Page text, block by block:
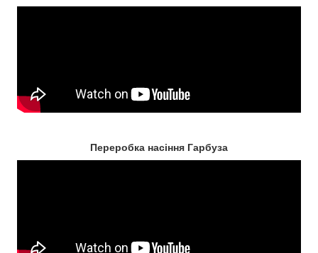
Переробка насіння Гарбуза